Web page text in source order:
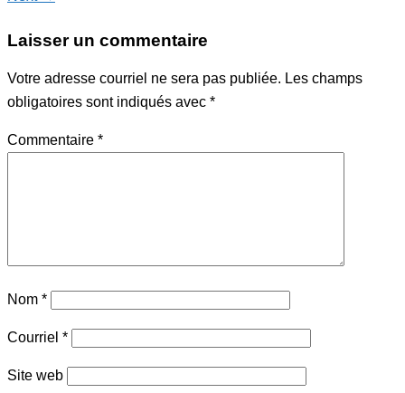
Laisser un commentaire
Votre adresse courriel ne sera pas publiée. Les champs
obligatoires sont indiqués avec *
Commentaire *
Nom *
Courriel *
Site web